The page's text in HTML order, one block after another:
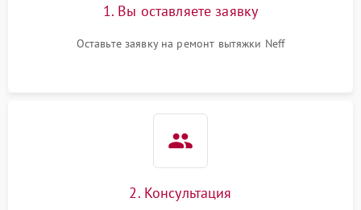
1. Вы оставляете заявку
Оставьте заявку на ремонт вытяжки Neff
2. Консультация